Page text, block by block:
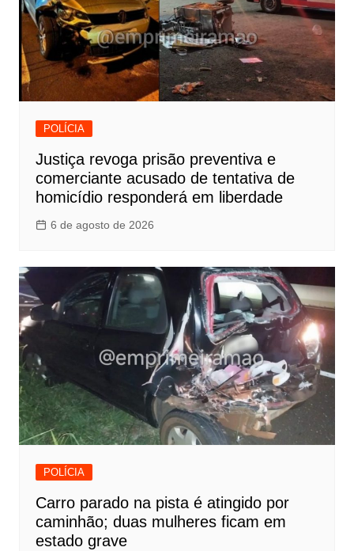
POLÍCIA
Justiça revoga prisão preventiva e
comerciante acusado de tentativa de
homicídio responderá em liberdade
6 de agosto de 2026
POLÍCIA
Carro parado na pista é atingido por
caminhão; duas mulheres ficam em
estado grave